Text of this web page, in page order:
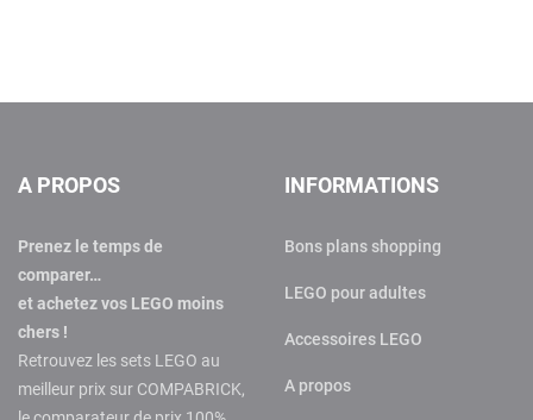
A PROPOS
Prenez le temps de
comparer…
et achetez vos LEGO moins
chers !
Retrouvez les sets LEGO au
meilleur prix sur COMPABRICK,
INFORMATIONS
Bons plans shopping
LEGO pour adultes
Accessoires LEGO
A propos